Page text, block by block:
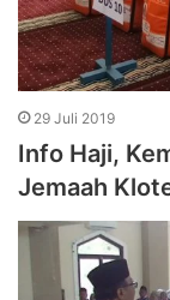
29 Juli 2019
Info Haji,
Jemaah